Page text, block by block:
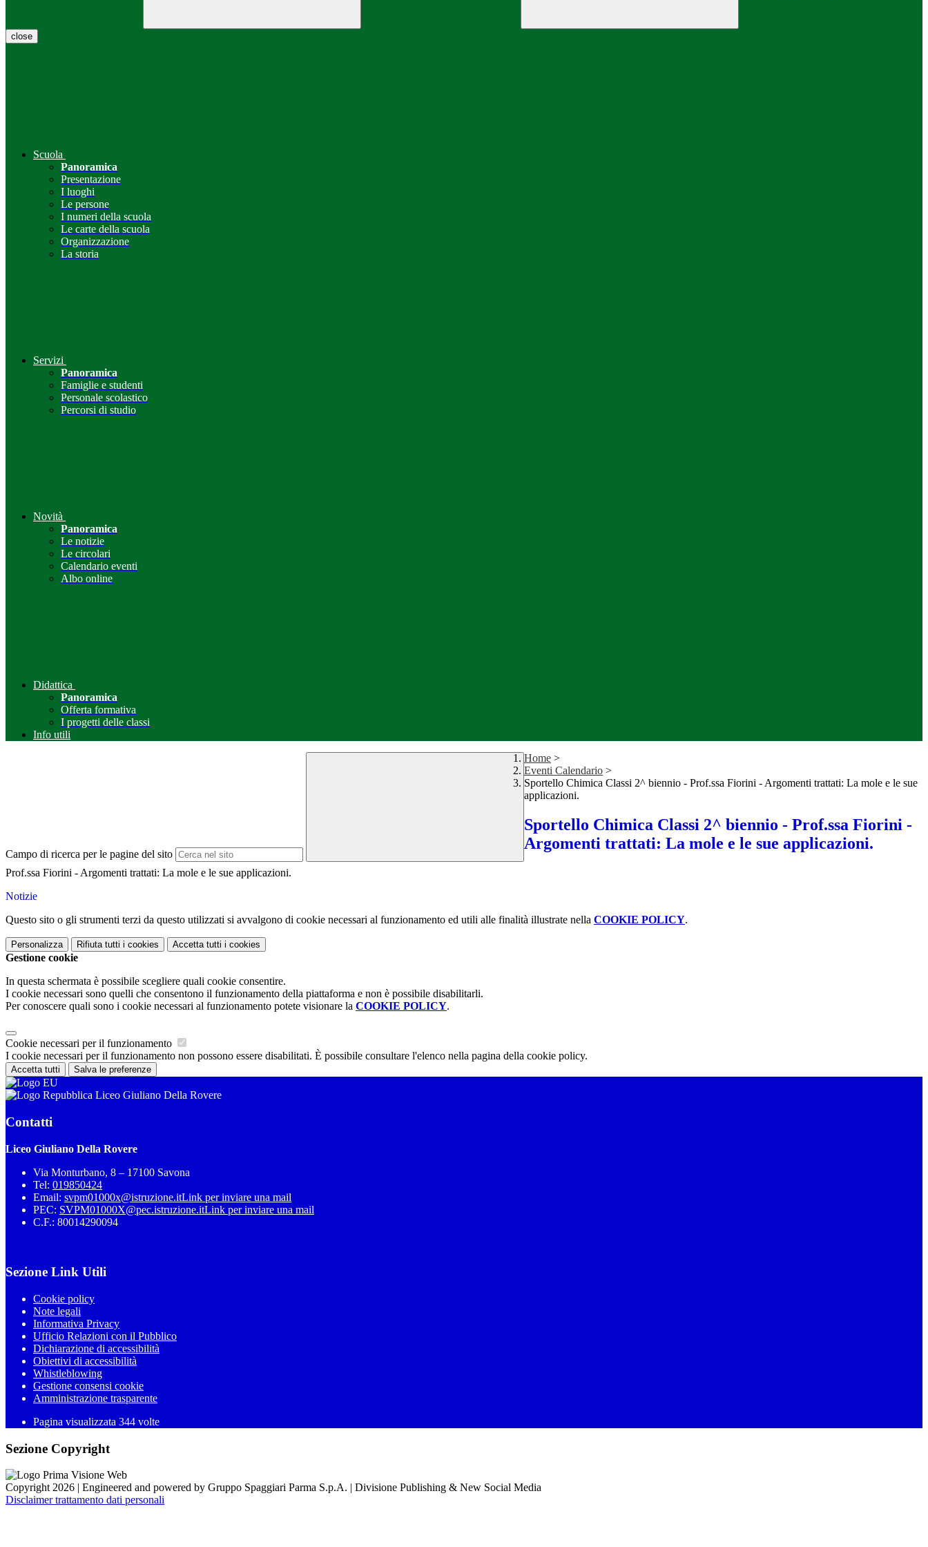
close
Scuola
Panoramica
Presentazione
I luoghi
Le persone
I numeri della scuola
Le carte della scuola
Organizzazione
La storia
Servizi
Panoramica
Famiglie e studenti
Personale scolastico
Percorsi di studio
Novità
Panoramica
Le notizie
Le circolari
Calendario eventi
Albo online
Didattica
Panoramica
Offerta formativa
I progetti delle classi
Info utili
Campo di ricerca per le pagine del sito
Home >
Eventi Calendario >
Sportello Chimica Classi 2^ biennio - Prof.ssa Fiorini - Argomenti trattati: La mole e le sue
applicazioni.
Sportello Chimica Classi 2^ biennio - Prof.ssa Fiorini -
Argomenti trattati: La mole e le sue applicazioni.
Prof.ssa Fiorini - Argomenti trattati: La mole e le sue applicazioni.
Notizie
Questo sito o gli strumenti terzi da questo utilizzati si avvalgono di cookie necessari al funzionamento ed utili alle finalità illustrate nella COOKIE POLICY.
Personalizza Rifiuta tutti i cookies Accetta tutti i cookies
Gestione cookie
In questa schermata è possibile scegliere quali cookie consentire.
I cookie necessari sono quelli che consentono il funzionamento della piattaforma e non è possibile disabilitarli.
Per conoscere quali sono i cookie necessari al funzionamento potete visionare la COOKIE POLICY.
Cookie necessari per il funzionamento
I cookie necessari per il funzionamento non possono essere disabilitati. È possibile consultare l'elenco nella pagina della cookie policy.
Accetta tutti Salva le preferenze
Liceo Giuliano Della Rovere
Contatti
Liceo Giuliano Della Rovere
Via Monturbano, 8 – 17100 Savona
Tel: 019850424
Email: svpm01000x@istruzione.itLink per inviare una mail
PEC: SVPM01000X@pec.istruzione.itLink per inviare una mail
C.F.: 80014290094
Sezione Link Utili
Cookie policy
Note legali
Informativa Privacy
Ufficio Relazioni con il Pubblico
Dichiarazione di accessibilità
Obiettivi di accessibilità
Whistleblowing
Gestione consensi cookie
Amministrazione trasparente
Pagina visualizzata 344 volte
Sezione Copyright
Copyright 2026 | Engineered and powered by Gruppo Spaggiari Parma S.p.A. | Divisione Publishing & New Social Media
Disclaimer trattamento dati personali